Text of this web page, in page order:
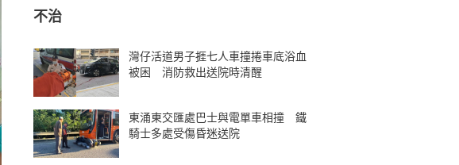
不治
灣仔活道男子捱七人車撞捲車底浴血
被困 消防救出送院時清醒
東涌東交匯處巴士與電單車相撞 鐵
騎士多處受傷昏迷送院